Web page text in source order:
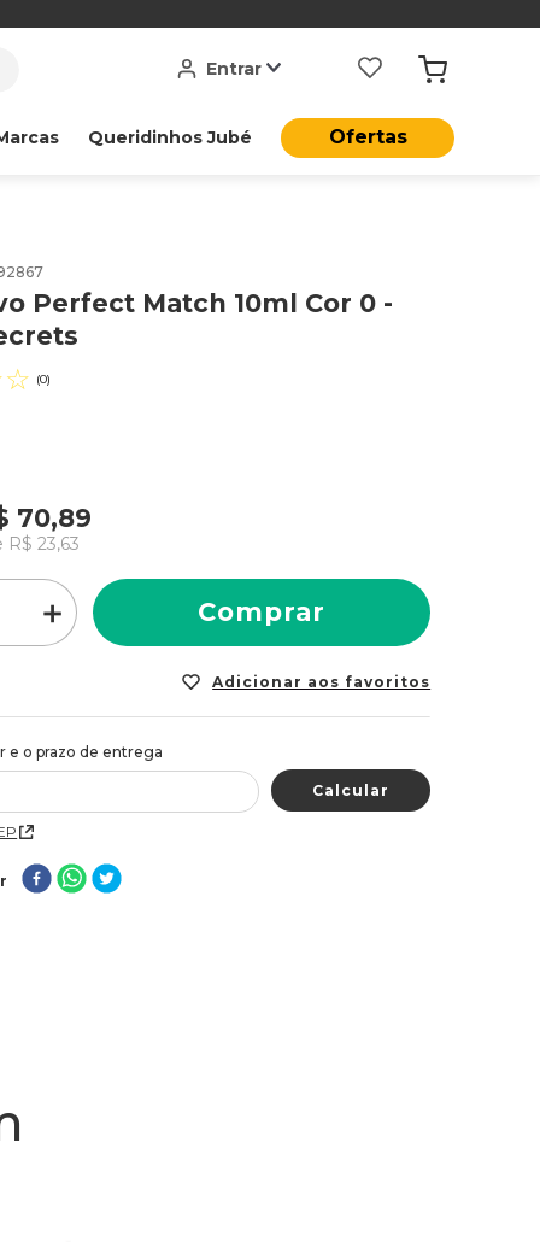
Entrar
Queridinhos Jubé Ofertas
Perfect Match 10ml Cor 0 -
☆ (0)
70,89
R$ 23,63
＋ Comprar